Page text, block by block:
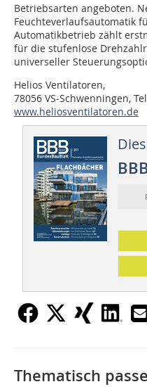
Betriebsarten angeboten.
Feuchteverlaufsautomatik
Automatikbetrieb zählt
für die stufenlose
universeller
Helios Ventilatoren,
78056 VS-Schwenningen,
www.heliosventilatoren.de
Thematisch